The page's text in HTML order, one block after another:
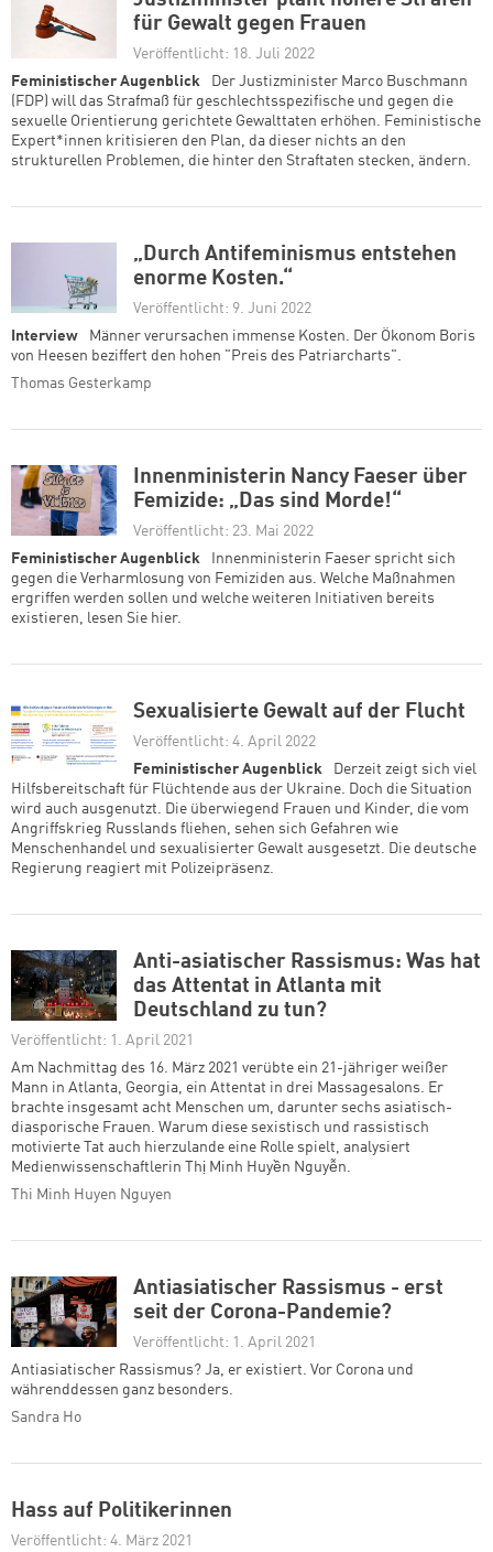
für Gewalt gegen Frauen
Veröffentlicht: 18. Juli 2022
Feministischer Augenblick
Der Justizminister Marco Buschmann
(FDP) will das Strafmaß für geschlechtsspezifische und gegen die
sexuelle Orientierung gerichtete Gewalttaten erhöhen. Feministische
Expert*innen kritisieren den Plan, da dieser nichts an den
strukturellen Problemen, die hinter den Straftaten stecken, ändern.
„Durch Antifeminismus entstehen
enorme Kosten.“
Veröffentlicht: 9. Juni 2022
Interview
Männer verursachen immense Kosten. Der Ökonom Boris
von Heesen beziffert den hohen "Preis des Patriarcharts".
Thomas Gesterkamp
Innenministerin Nancy Faeser über
Femizide: „Das sind Morde!“
Veröffentlicht: 23. Mai 2022
Feministischer Augenblick
Innenministerin Faeser spricht sich
gegen die Verharmlosung von Femiziden aus. Welche Maßnahmen
ergriffen werden sollen und welche weiteren Initiativen bereits
existieren, lesen Sie hier.
Sexualisierte Gewalt auf der Flucht
Veröffentlicht: 4. April 2022
Feministischer Augenblick
Derzeit zeigt sich viel
Hilfsbereitschaft für Flüchtende aus der Ukraine. Doch die Situation
wird auch ausgenutzt. Die überwiegend Frauen und Kinder, die vom
Angriffskrieg Russlands fliehen, sehen sich Gefahren wie
Menschenhandel und sexualisierter Gewalt ausgesetzt. Die deutsche
Regierung reagiert mit Polizeipräsenz.
Anti-asiatischer Rassismus: Was hat
das Attentat in Atlanta mit
Deutschland zu tun?
Veröffentlicht: 1. April 2021
Am Nachmittag des 16. März 2021 verübte ein 21-jähriger weißer
Mann in Atlanta, Georgia, ein Attentat in drei Massagesalons. Er
brachte insgesamt acht Menschen um, darunter sechs asiatisch-
diasporische Frauen. Warum diese sexistisch und rassistisch
motivierte Tat auch hierzulande eine Rolle spielt, analysiert
Medienwissenschaftlerin Thị Minh Huyền Nguyễn.
Thi Minh Huyen Nguyen
Antiasiatischer Rassismus - erst
seit der Corona-Pandemie?
Veröffentlicht: 1. April 2021
Antiasiatischer Rassismus? Ja, er existiert. Vor Corona und
währenddessen ganz besonders.
Sandra Ho
Hass auf Politikerinnen
Veröffentlicht: 4. März 2021